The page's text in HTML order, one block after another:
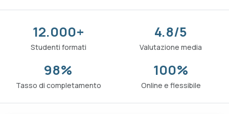
12.000+
Studenti formati
4.8/5
Valutazione media
98%
Tasso di completamento
100%
Online e flessibile